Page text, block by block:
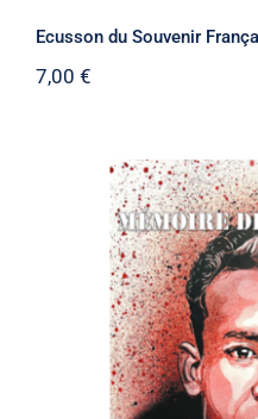
Ecusson du Souvenir
7,00 €
Mémoire